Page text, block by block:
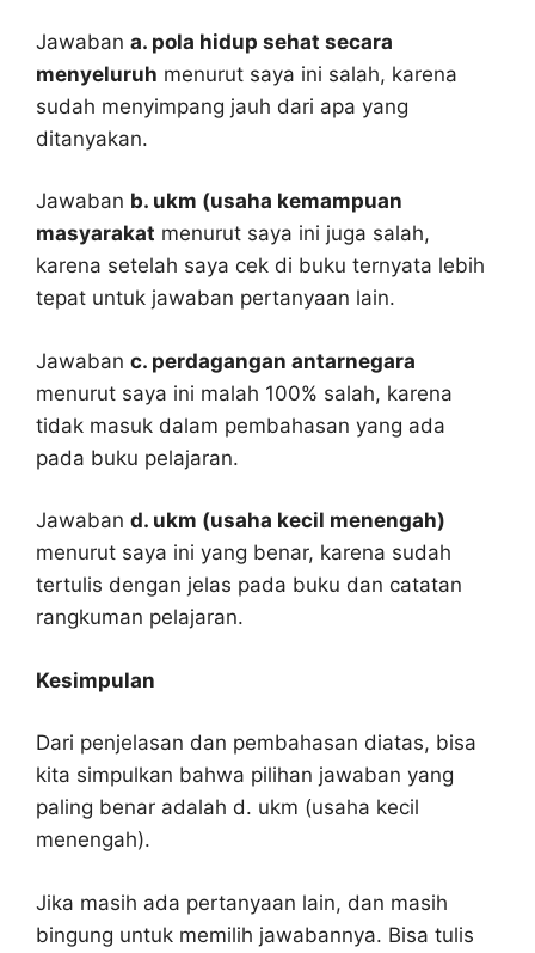
Jawaban a. pola hidup sehat secara
menyeluruh menurut saya ini salah, karena
sudah menyimpang jauh dari apa yang
ditanyakan.
Jawaban b. ukm (usaha kemampuan
masyarakat menurut saya ini juga salah,
karena setelah saya cek di buku ternyata lebih
tepat untuk jawaban pertanyaan lain.
Jawaban c. perdagangan antarnegara
menurut saya ini malah 100% salah, karena
tidak masuk dalam pembahasan yang ada
pada buku pelajaran.
Jawaban d. ukm (usaha kecil menengah)
menurut saya ini yang benar, karena sudah
tertulis dengan jelas pada buku dan catatan
rangkuman pelajaran.
Kesimpulan
Dari penjelasan dan pembahasan diatas, bisa
kita simpulkan bahwa pilihan jawaban yang
paling benar adalah d. ukm (usaha kecil
menengah).
Jika masih ada pertanyaan lain, dan masih
bingung untuk memilih jawabannya. Bisa tulis